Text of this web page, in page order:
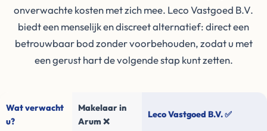
onverwachte kosten met zich mee. Leco Vastgoed B.V.
biedt een menselijk en discreet alternatief: direct een
betrouwbaar bod zonder voorbehouden, zodat u met
een gerust hart de volgende stap kunt zetten.
Wat verwacht
u?
Makelaar in
Arum ❌
Leco Vastgoed B.V. ✅